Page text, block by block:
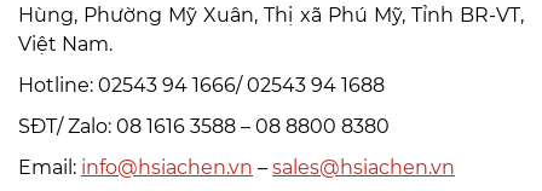
Hùng, Phường Mỹ Xuân, Thị xã Phú Mỹ, Tỉnh BR-VT,
Việt Nam.
Hotline: 02543 94 1666/ 02543 94 1688
SĐT/ Zalo: 08 1616 3588 – 08 8800 8380
Email: info@hsiachen.vn – sales@hsiachen.vn